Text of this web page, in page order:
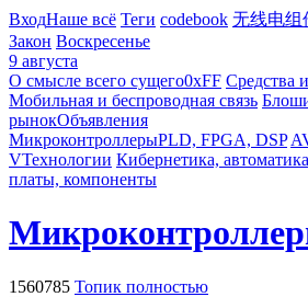
ВходНаше всё Теги codebook 无线电组
Закон Воскресенье
9 августа
О смысле всего сущего0xFF Средства
Мобильная и беспроводная связь
рынокОбъявления
МикроконтроллерыPLD, FPGA, DSP
VТехнологии Кибернетика,
платы, компоненты
1560785 Топик полностью